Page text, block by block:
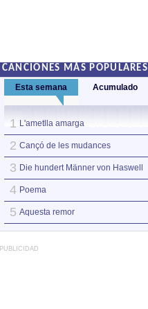
CANCIONES MÁS POPULARES
Esta semana Acumulado
1 L'ametlla amarga
2 Cançó de les mudances
3 Die hundert Männer von Haswell
4 Poema
5 Aquesta remor
PUBLICIDAD